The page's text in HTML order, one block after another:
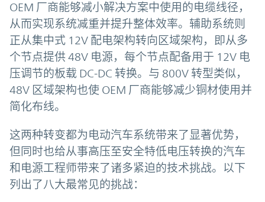
OEM 厂商能够减小解决方案中使用的电缆线径，
从而实现系统减重并提升整体效率。辅助系统则
正从集中式 12V 配电架构转向区域架构，即从多
个节点提供 48V 电源，每个节点配备用于 12V 电
压调节的板载 DC-DC 转换。与 800V 转型类似，
48V 区域架构也使 OEM 厂商能够减少铜材使用并
简化布线。
这两种转变都为电动汽车系统带来了显著优势，
但同时也给从事高压至安全特低电压转换的汽车
和电源工程师带来了诸多紧迫的技术挑战。以下
列出了八大最常见的挑战：